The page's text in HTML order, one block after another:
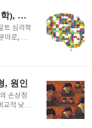
형태주의 심리학(게슈탈트 심리학), 정신 분석학
트 심리학
야로, 19
연구에
별 부분
이 분야
칼 슈투
다. 머프
없다고
, 원인
손상정
교적 낮지
발할 가